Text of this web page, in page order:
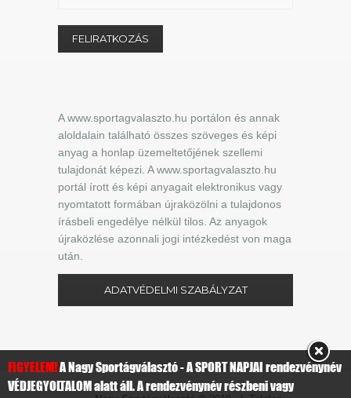
A www.sportagvalaszto.hu portálon és annak
aloldalain található összes szöveges és képi
anyag a honlap üzemeltetőjének szellemi
tulajdonát képezi. A www.sportagvalaszto.hu
portál írott és képi anyagait elektronikus vagy
nyomtatott formában újraközölni a tulajdonos
írásbeli engedélye nélkül tilos. Az anyagok
újraközlése azonnali jogi intézkedést von maga
után.
ADATVÉDELMI SZABÁLYZAT
FIGYELEM!A Nagy Sportágválasztó - A SPORT NAPJAI rendezvénynév
VÉDJEGYOLTALOM alatt áll. A rendezvénynév részbeni vagy